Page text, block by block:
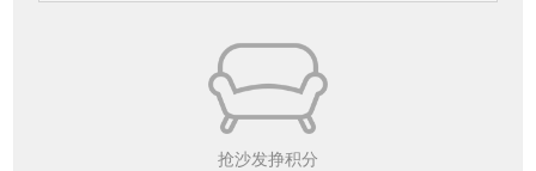
抢沙发挣积分